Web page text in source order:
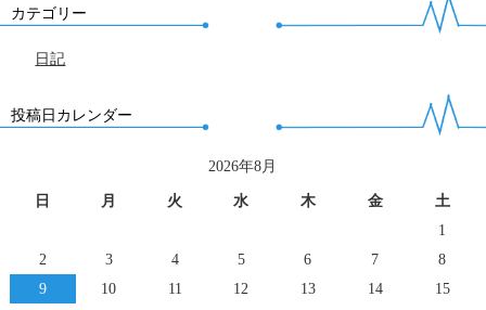
カテゴリー
日記
投稿日カレンダー
2026年8月
日 月 火 水 木 金
土
1
2
3 4 5 6 7
8
9
10 11 12 13 14
15